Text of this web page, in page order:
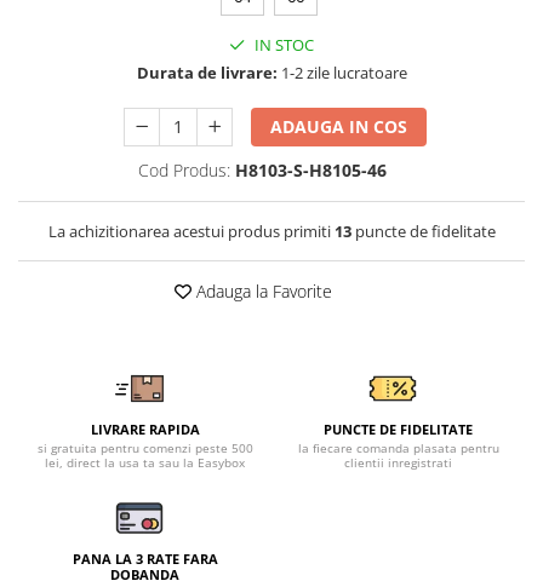
Pantaloni impermeabili
Pantaloni de lucru
Pantaloni de lucru in talie
Jachete pentru sudura
IN STOC
Durata de livrare: 1-2 zile lucratoare
ADAUGA IN COS
Cod Produs: H8103-S-H8105-46
La achizitionarea acestui produs primiti 13puncte de fidelitate
Adauga la Favorite
LIVRARE RAPIDA
si gratuita pentru comenzi peste 500
lei, direct la usa ta sau la Easybox
PUNCTE DE FIDELITATE
la fiecare comanda plasata pentru
clientii inregistrati
PANA LA 3 RATE FARA
DOBANDA